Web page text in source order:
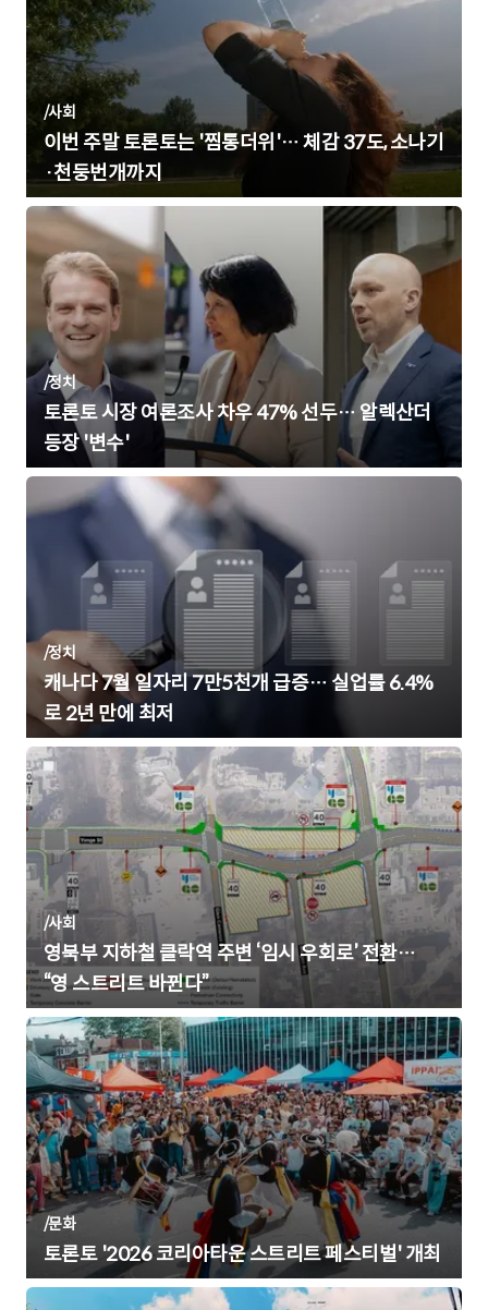
/사회
이번 주말 토론토는 '찜통더위'… 체감 37도, 소나기
·천둥번개까지
/정치
토론토 시장 여론조사 차우 47% 선두… 알렉산더
등장 '변수'
/정치
캐나다 7월 일자리 7만5천개 급증… 실업률 6.4%
로 2년 만에 최저
/사회
영북부 지하철 클락역 주변 ‘임시 우회로’ 전환…
“영 스트리트 바뀐다”
/문화
토론토 '2026 코리아타운 스트리트 페스티벌' 개최